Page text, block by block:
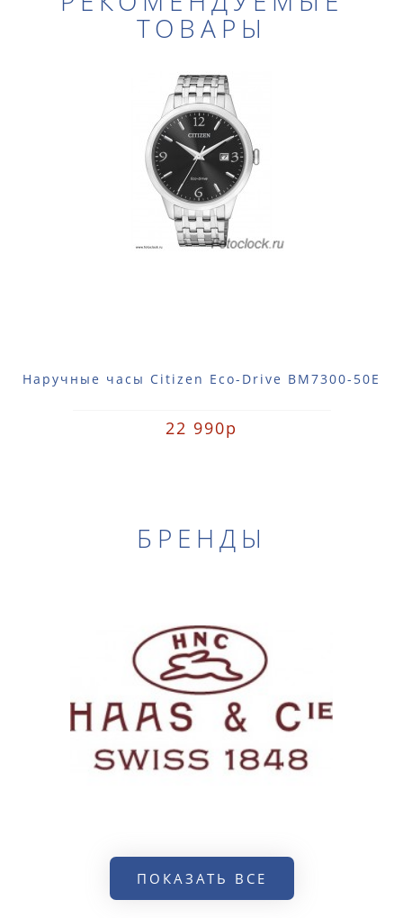
ТОВАРЫ
Наручные часы Citizen Eco-Drive BM7300-50E
22 990р
БРЕНДЫ
ПОКАЗАТЬ ВСЕ